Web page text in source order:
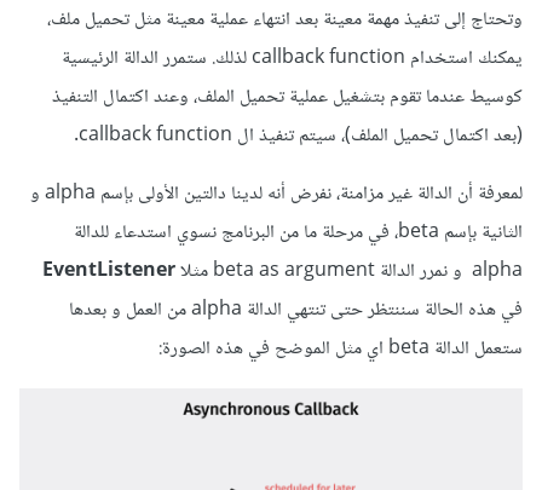
وتحتاج إلى تنفيذ مهمة معينة بعد انتهاء عملية معينة مثل تحميل ملف،
يمكنك استخدام callback function لذلك. ستمرر الدالة الرئيسية
كوسيط عندما تقوم بتشغيل عملية تحميل الملف، وعند اكتمال التنفيذ
(بعد اكتمال تحميل الملف)، سيتم تنفيذ ال callback function.
لمعرفة أن الدالة غير مزامنة، نفرض أنه لدينا دالتين الأولى بإسم alpha و
الثانية بإسم beta، في مرحلة ما من البرنامج نسوي استدعاء للدالة
alpha و نمرر الدالة beta as argument مثلا
EventListener
في هذه الحالة سننتظر حتى تنتهي الدالة alpha من العمل و بعدها
ستعمل الدالة beta اي مثل الموضح في هذه الصورة: